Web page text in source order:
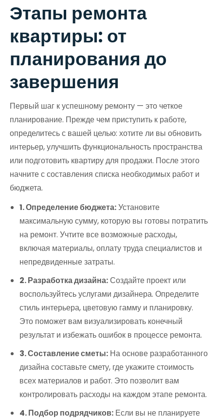
Этапы ремонта
квартиры: от
планирования до
завершения
Первый шаг к успешному ремонту — это четкое
планирование. Прежде чем приступить к работе,
определитесь с вашей целью: хотите ли вы обновить
интерьер, улучшить функциональность пространства
или подготовить квартиру для продажи. После этого
начните с составления списка необходимых работ и
бюджета.
1. Определение бюджета:Установите
максимальную сумму, которую вы готовы потратить
на ремонт. Учтите все возможные расходы,
включая материалы, оплату труда специалистов и
непредвиденные затраты.
2. Разработка дизайна:Создайте проект или
воспользуйтесь услугами дизайнера. Определите
стиль интерьера, цветовую гамму и планировку.
Это поможет вам визуализировать конечный
результат и избежать ошибок в процессе ремонта.
3. Составление сметы: На основе разработанного
дизайна составьте смету, где укажите стоимость
всех материалов и работ. Это позволит вам
контролировать расходы на каждом этапе ремонта.
4. Подбор подрядчиков: Если вы не планируете